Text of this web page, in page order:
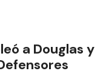
a Douglas y